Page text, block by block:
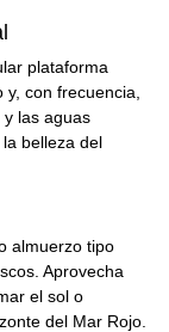
plataforma
con frecuencia,
las aguas
belleza del
almuerzo tipo
Aprovecha
el sol o
del Mar Rojo.